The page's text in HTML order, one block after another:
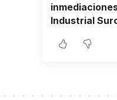
Industrial